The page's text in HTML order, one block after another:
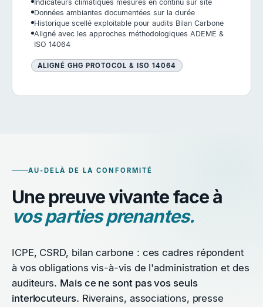
Indicateurs climatiques mesurés en continu sur site
Données ambiantes documentées sur la durée
Historique scellé exploitable pour audits Bilan Carbone
Aligné avec les approches méthodologiques ADEME &
ISO 14064
ALIGNÉ GHG PROTOCOL & ISO 14064
AU-DELÀ DE LA CONFORMITÉ
Une preuve vivante face à
vos parties prenantes.
ICPE, CSRD, bilan carbone : ces cadres répondent
à vos obligations vis-à-vis de l'administration et des
auditeurs. Mais ce ne sont pas vos seuls
interlocuteurs. Riverains, associations, presse